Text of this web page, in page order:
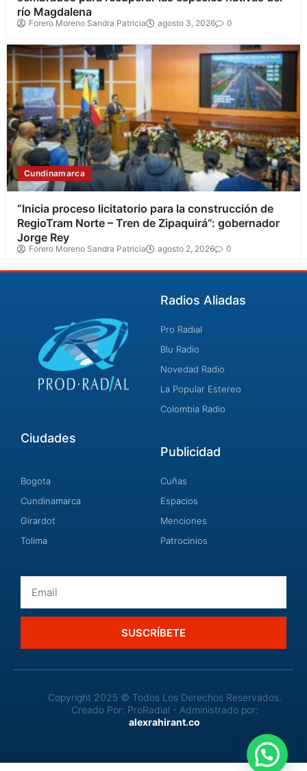
río Magdalena
Forero Moreno Sandra Patricia agosto 3, 2026 0
Cundinamarca
“Inicia proceso licitatorio para la construcción de
RegioTram Norte – Tren de Zipaquirá”: gobernador
Jorge Rey
Forero Moreno Sandra Patricia agosto 2, 2026 0
Radios Aliadas
Pro Radial
Blu Radio
Novedad Radio
La Popular Estereo
Colombia Radio
Ciudades
Bogota
Cundinamarca
Girardot
Tolima
Publicidad
Cuñas
Espacios
Menciones
Patrocinios
SUSCRÍBETE
Copyright 2025 © Todos Los Derechos Reservados.
Creado Por: ProRadial - Administrado por:
alexrahirant.co